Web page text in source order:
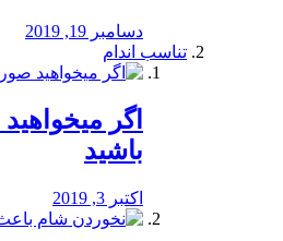
دسامبر 19, 2019
تناسب اندام
اگر
باشید
اکتبر 3, 2019